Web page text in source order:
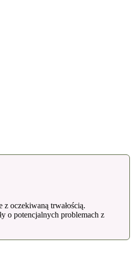
oczekiwaną trwałością.
o potencjalnych problemach z